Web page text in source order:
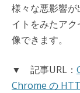
様々な悪影響
イトをみたア
像できます。
▼ 記事URL：
Chrome の